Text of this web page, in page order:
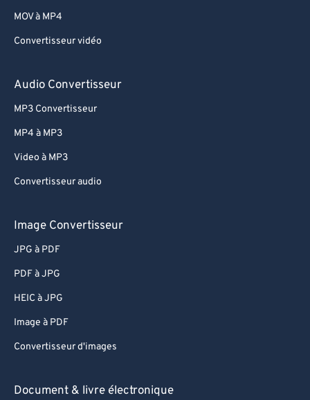
MOV à MP4
Convertisseur vidéo
Audio Convertisseur
MP3 Convertisseur
MP4 à MP3
Video à MP3
Convertisseur audio
Image Convertisseur
JPG à PDF
PDF à JPG
HEIC à JPG
Image à PDF
Convertisseur d'images
Document & livre électronique